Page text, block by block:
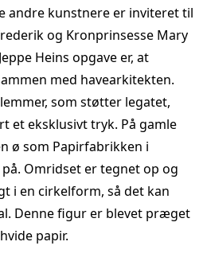
andre kunstnere er inviteret til
og Kronprinsesse Mary
Heins opgave er, at
med havearkitekten.
som støtter legatet,
et eksklusivt tryk. På gamle
ø som Papirfabrikken i
Omridset er tegnet op og
i en cirkelform, så det kan
Denne figur er blevet præget
papir.